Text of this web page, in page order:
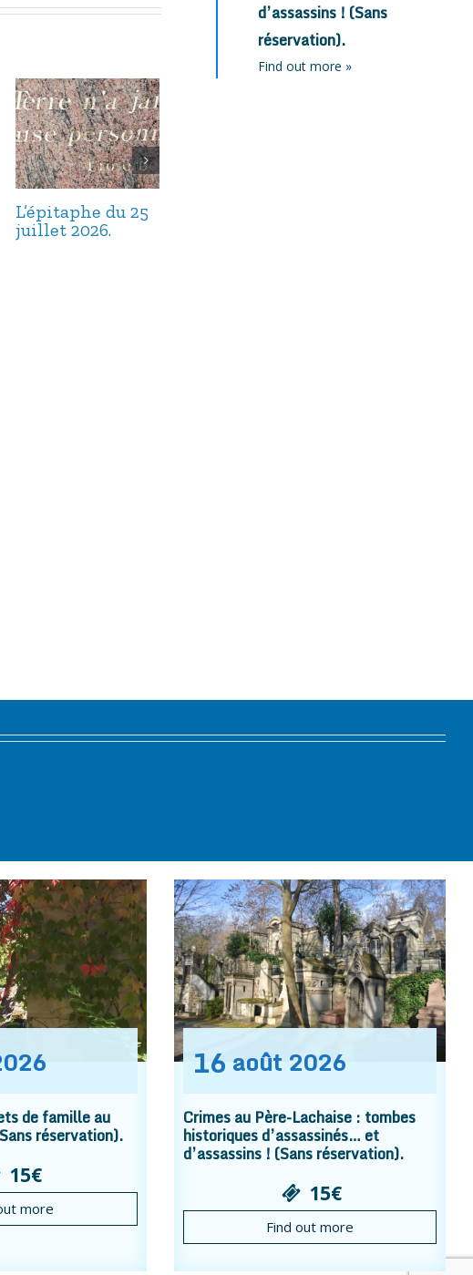
L’épitaphe du 25
juillet 2026.
d’assassins ! (Sans
réservation).
Find out more »
de famille au
réservation).
15€
more
16 août 2026
Crimes au Père-Lachaise : tombes
historiques d’assassinés… et
d’assassins ! (Sans réservation).
15€
Find out more